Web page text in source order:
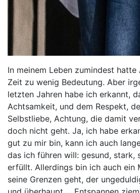
In meinem Leben zumindest
Zeit zu wenig Bedeutung. Aber
letzten Jahren habe ich erkannt,
Achtsamkeit, und dem Respekt,
Selbstliebe, Achtung, die damit
doch nicht geht. Ja, ich habe
gut zu mir bin, kann ich auch
das ich führen will: gesund, stark,
erfüllt. Allerdings bin ich auch ein
seine Grenzen geht, der